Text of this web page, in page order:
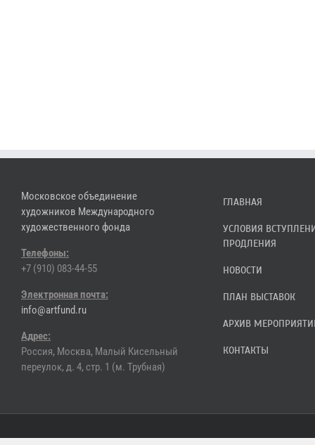
Московское объединение
художников Международного
художественного фонда
Телефоны:
+7 (910) 083-44-55
Электронная почта:
info@artfund.ru
Адрес:
Россия, Москва, Малый Кисельный
переулок, д. 4, стр. 1 (м. Трубная)
ГЛАВНАЯ
УСЛОВИЯ
ПРОДЛЕНИЯ
НОВОСТИ
ПЛАН ВЫСТАВОК
АРХИВ
КОНТАКТЫ